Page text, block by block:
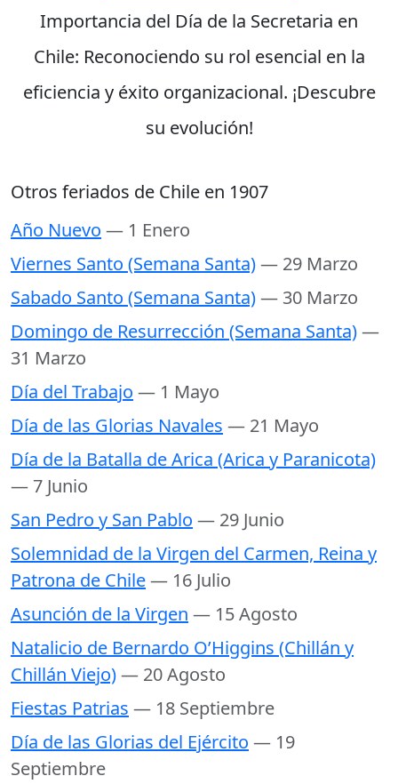
Importancia del Día de la Secretaria en
Chile: Reconociendo su rol esencial en la
eficiencia y éxito organizacional. ¡Descubre
su evolución!
Otros feriados de Chile en 1907
Año Nuevo — 1 Enero
Viernes Santo (Semana Santa)— 29 Marzo
Sabado Santo (Semana Santa)— 30 Marzo
Domingo de Resurrección (Semana Santa)—
31 Marzo
Día del Trabajo — 1 Mayo
Día de las Glorias Navales — 21 Mayo
Día de la Batalla de Arica (Arica y Paranicota)
— 7 Junio
San Pedro y San Pablo — 29 Junio
Solemnidad de la Virgen del Carmen, Reina y
Patrona de Chile— 16 Julio
Asunción de la Virgen — 15 Agosto
Natalicio de Bernardo O’Higgins (Chillán y
Chillán Viejo)— 20 Agosto
Fiestas Patrias — 18 Septiembre
Día de las Glorias del Ejército — 19
Septiembre